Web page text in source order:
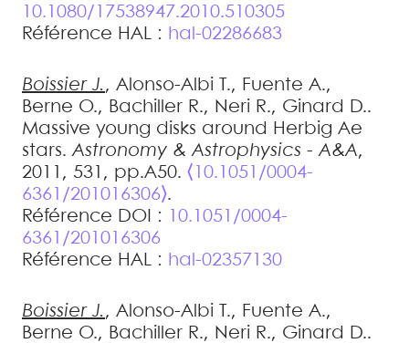
10.1080/17538947.2010.510305
Référence HAL : hal-02286683
Boissier J., Alonso-Albi T., Fuente A.,
Berne O., Bachiller R., Neri R., Ginard D..
Massive young disks around Herbig Ae
stars.Astronomy & Astrophysics - A&A,
2011, 531, pp.A50. ⟨10.1051/0004-
6361/201016306⟩.
Référence DOI :
10.1051/0004-
6361/201016306
Référence HAL : hal-02357130
Boissier J., Alonso-Albi T., Fuente A.,
Berne O., Bachiller R., Neri R., Ginard D..